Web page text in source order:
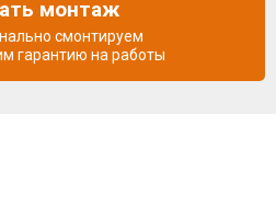
монтаж
смонтируем
гарантию на работы